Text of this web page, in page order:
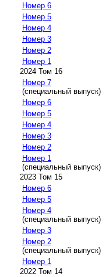
Номер 6
Номер 5
Номер 4
Номер 3
Номер 2
Номер 1
2024 Том 16
Номер 7
(специальный выпуск)
Номер 6
Номер 5
Номер 4
Номер 3
Номер 2
Номер 1
(специальный выпуск)
2023 Том 15
Номер 6
Номер 5
Номер 4
(специальный выпуск)
Номер 3
Номер 2
(специальный выпуск)
Номер 1
2022 Том 14